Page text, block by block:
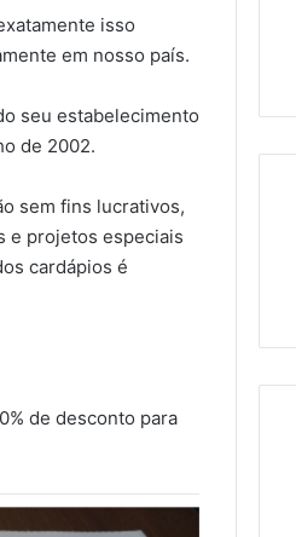
isso
em nosso país.
seu estabelecimento
de 2002.
sem fins lucrativos,
e projetos especiais
cardápios é
de desconto para